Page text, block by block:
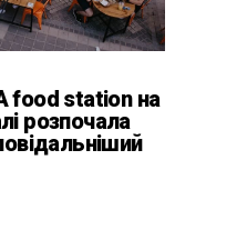
food station на
розпочала